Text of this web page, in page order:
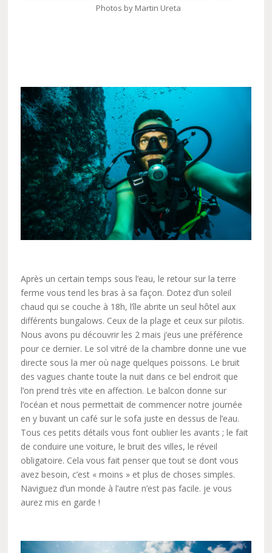
Photos by Martin Ureta
Après un certain temps sous l’eau, le retour sur la terre
ferme vous tend les bras à sa façon. Dotez d’un soleil
chaud qui se couche à 18h, l’île abrite un seul hôtel aux
différents bungalows. Ceux de la plage et ceux sur pilotis.
Nous avons pu découvrir les 2 mais j’eus une préférence
pour ce dernier. Le sol vitré de la chambre donne une vue
directe sous la mer où nage quelques poissons. Le bruit
des vagues chante toute la nuit dans ce bel endroit que
l’on prend très vite en affection. Le balcon donne sur
l’océan et nous permettait de commencer notre journée
en y buvant un café sur le sofa juste en dessus de l’eau.
Tous ces petits détails vous font oublier les avants ; le fait
de conduire une voiture, le bruit des villes, le réveil
obligatoire. Cela vous fait penser que tout se dont vous
avez besoin, c’est « moins » et plus de choses simples.
Naviguez d’un monde à l’autre n’est pas facile. je vous
aurez mis en garde !